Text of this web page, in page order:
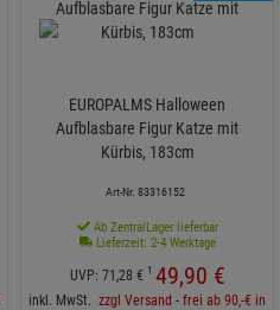
EUROPALMS Halloween
Aufblasbare Figur Katze mit
Kürbis, 183cm
Art-Nr. 83316152
Ab ZentralLager lieferbar
Lieferzeit: 2-4 Werktage
UVP: 71, 28 € 1 49,90 €
inkl. MwSt. zzgl Versand - frei ab 90,-€ in